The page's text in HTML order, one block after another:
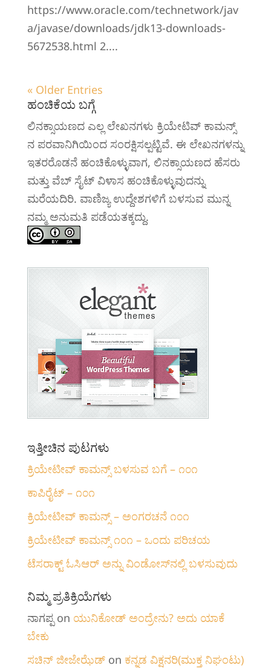
https://www.oracle.com/technetwork/jav
a/javase/downloads/jdk13-downloads-
5672538.html 2....
« Older Entries
ಹಂಚಿಕೆಯ ಬಗ್ಗೆ
ಲಿನಕ್ಸಾಯಣದ ಎಲ್ಲ ಲೇಖನಗಳು ಕ್ರಿಯೇಟಿವ್ ಕಾಮನ್ಸ್
ನ ಪರವಾನಿಗಿಯಿಂದ ಸಂರಕ್ಷಿಸಲ್ಪಟ್ಟಿವೆ. ಈ ಲೇಖನಗಳನ್ನು
ಇತರರೊಡನೆ ಹಂಚಿಕೊಳ್ಳುವಾಗ, ಲಿನಕ್ಸಾಯಣದ ಹೆಸರು
ಮತ್ತು ವೆಬ್ ಸೈಟ್ ವಿಳಾಸ ಹಂಚಿಕೊಳ್ಳುವುದನ್ನು
ಮರೆಯದಿರಿ. ವಾಣಿಜ್ಯ ಉದ್ದೇಶಗಳಿಗೆ ಬಳಸುವ ಮುನ್ನ
ನಮ್ಮ ಅನುಮತಿ ಪಡೆಯತಕ್ಕದ್ದು.
ಇತ್ತೀಚಿನ ಪುಟಗಳು
ಕ್ರಿಯೇಟೀವ್ ಕಾಮನ್ಸ್ ಬಳಸುವ ಬಗೆ – ೧೦೧
ಕಾಪಿರೈಟ್ – ೧೦೧
ಕ್ರಿಯೇಟೀವ್ ಕಾಮನ್ಸ್ – ಅಂಗರಚನೆ ೧೦೧
‍ಕ್ರಿಯೇಟೀವ್ ಕಾಮನ್ಸ್ ೧೦೧‌ – ಒಂದು ಪರಿಚಯ
ಟೆಸರಾಕ್ಟ್ ಓಸಿಆರ್ ಅನ್ನು ವಿಂಡೋಸ್‌ನಲ್ಲಿ ಬಳಸುವುದು
ನಿಮ್ಮ ಪ್ರತಿಕ್ರಿಯೆಗಳು
ನಾಗಪ್ಪon ಯುನಿಕೋಡ್ ಅಂದ್ರೇನು? ಅದು ಯಾಕೆ
ಬೇಕು
ಸಚಿನ್ ಜೀಜೇಝೆಡ್on ಕನ್ನಡ ವಿಕ್ಷನರಿ‌(ಮುಕ್ತ ನಿಘಂಟು)